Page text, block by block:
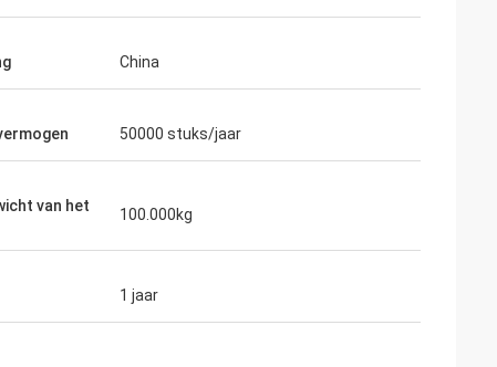
China
50000 stuks/jaar
van het
100.000kg
1 jaar